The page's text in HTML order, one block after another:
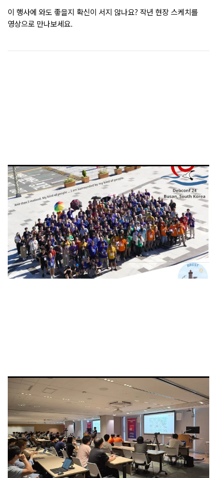
이 행사에 와도 좋을지 확신이 서지 않나요? 작년 현장 스케치를
영상으로 만나보세요.
MiniDebConf Korea와 공동 개최로 더 넓어진 경험
올해 우부콘 코리아(UbuCon Korea)는 MiniDebConf Korea와
함께 개최됩니다. 데비안 생태계와 함께 더욱 다양한 주제로 행사에
함께하세요!
MiniDebConf Korea 2026 ›
역삼역 인근에 위치한 AWS 코리아에서 만나요!
AWS 코리아에서 개최되는 UbuCon Korea 2026에
참가하시기로 결정하셨나요? 행사장 오시는 길, 내부 이용 가능
시설 및 행사 당일 행사장 구성 등에 대해 알아보세요.
행사장 및 안전정보 ›